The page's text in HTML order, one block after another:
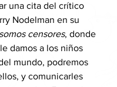
una cita del crítico
Nodelman en su
censores, donde
damos a los niños
mundo, podremos
y comunicarles